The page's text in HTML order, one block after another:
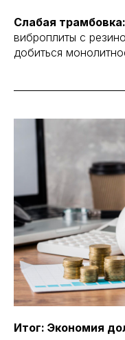
Слабая трамбовка:
виброплиты с
добиться
Итог: Экономия